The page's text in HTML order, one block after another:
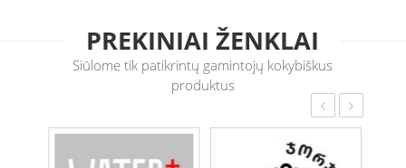
PREKINIAI ŽENKLAI
Siūlome tik patikrintų gamintojų kokybiškus
produktus
‹ ›